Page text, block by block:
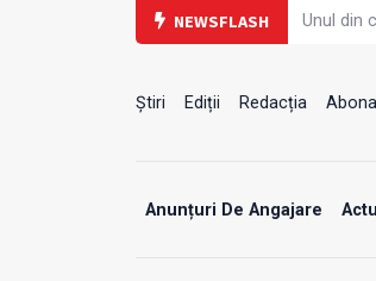
NEWSFLASH
Cum
Care
Știri Ediții Redacția
Anunțuri De Angajare